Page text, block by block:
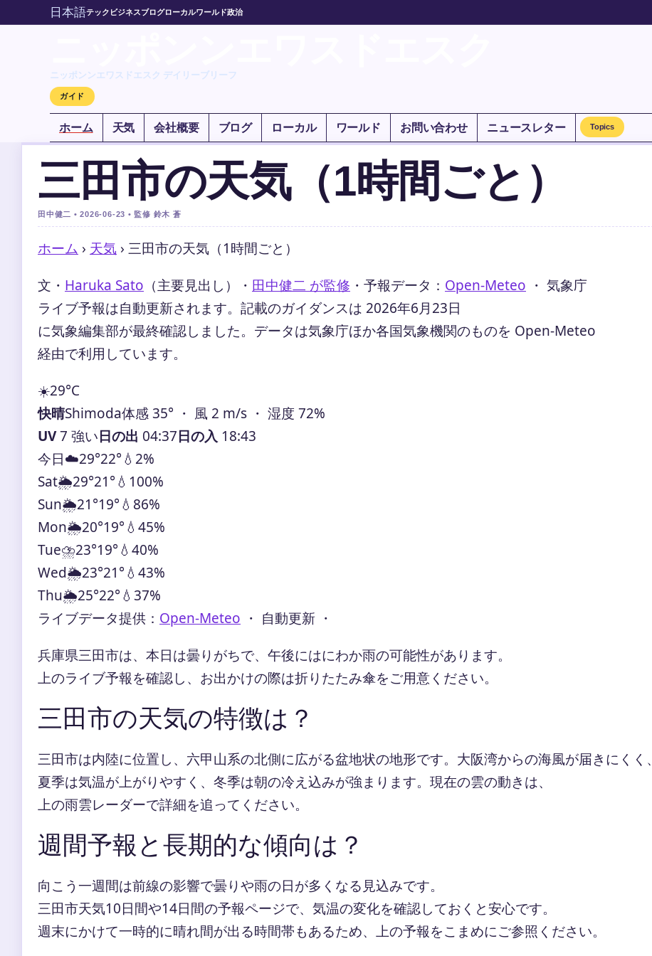
日本語テック ビジネスブログローカルワールド政治
ニッポンンエワスドエスク デイリーブリーフ
ガイド
ホーム 天気 会社概要 ブログ ローカル ワールド お問い合わせ ニュースレター Topics
三田市の天気（1時間ごと）
田中健二 • 2026-06-23 • 監修 鈴木 蒼
ホーム › 天気 › 三田市の天気（1時間ごと）
文・ Haruka Sato （主要見出し） ・ 田中健二 が監修 ・ 予報データ： Open-Meteo ・ 気象庁
ライブ予報は自動更新されます。記載のガイダンスは 2026年6月23日
に気象編集部が最終確認しました。データは気象庁ほか各国気象機関のものを Open-Meteo
経由で利用しています。
☀️29°C
快晴Shimoda体感 35° ・ 風 2 m/s ・ 湿度 72%
UV7 強い日の出 04:37日の入 18:43
今日☁️29°22°💧2%
Sat🌦️29°21°💧100%
Sun🌦️21°19°💧86%
Mon🌦️20°19°💧45%
Tue⛈️23°19°💧40%
Wed🌦️23°21°💧43%
Thu🌦️25°22°💧37%
ライブデータ提供： Open-Meteo ・ 自動更新 ・
兵庫県三田市は、本日は曇りがちで、午後にはにわか雨の可能性があります。
上のライブ予報を確認し、お出かけの際は折りたたみ傘をご用意ください。
三田市の天気の特徴は？
三田市は内陸に位置し、六甲山系の北側に広がる盆地状の地形です。大阪湾からの海風が届きにくく、
夏季は気温が上がりやすく、冬季は朝の冷え込みが強まります。現在の雲の動きは、
上の雨雲レーダーで詳細を追ってください。
週間予報と長期的な傾向は？
向こう一週間は前線の影響で曇りや雨の日が多くなる見込みです。
三田市天気10日間や14日間の予報ページで、気温の変化を確認しておくと安心です。
週末にかけて一時的に晴れ間が出る時間帯もあるため、上の予報をこまめにご参照ください。